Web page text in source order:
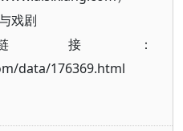
戏剧
接：
data/176369.html